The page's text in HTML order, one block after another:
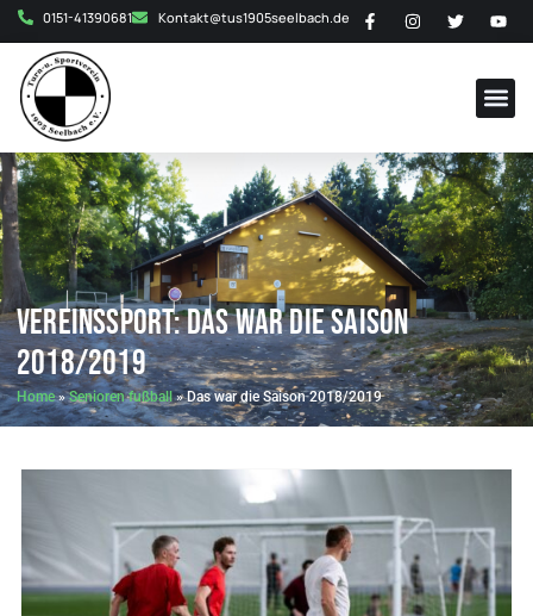
0151-41390681 Kontakt@tus1905seelbach.de
Vereinssport: Das war die Saison
2018/2019
Home»Senioren fußball»Das war die Saison 2018/2019